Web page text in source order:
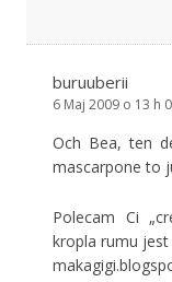
buruuberii
6 Maj 2009 o 13 h
Och Bea, ten
mascarpone to
Polecam Ci
kropla rumu jest